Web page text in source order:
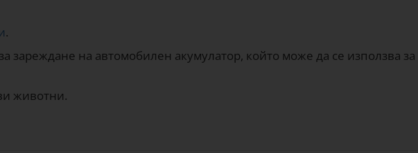
.
зареждане на автомобилен акумулатор, който може да се използва
животни.